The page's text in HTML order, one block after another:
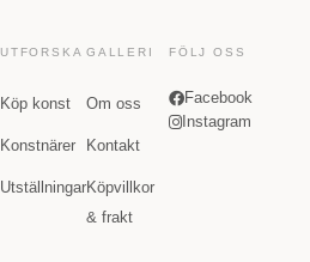
UTFORSKA
Köp konst
Konstnärer
Utställningar
GALLERI
Om oss
Kontakt
Köpvillkor
& frakt
FÖLJ OSS
Facebook
Instagram